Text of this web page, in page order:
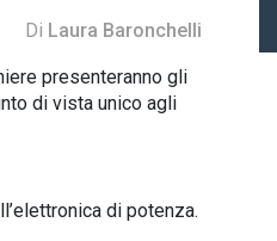
Di Laura Baronchelli
presenteranno gli
di vista unico agli
di potenza.